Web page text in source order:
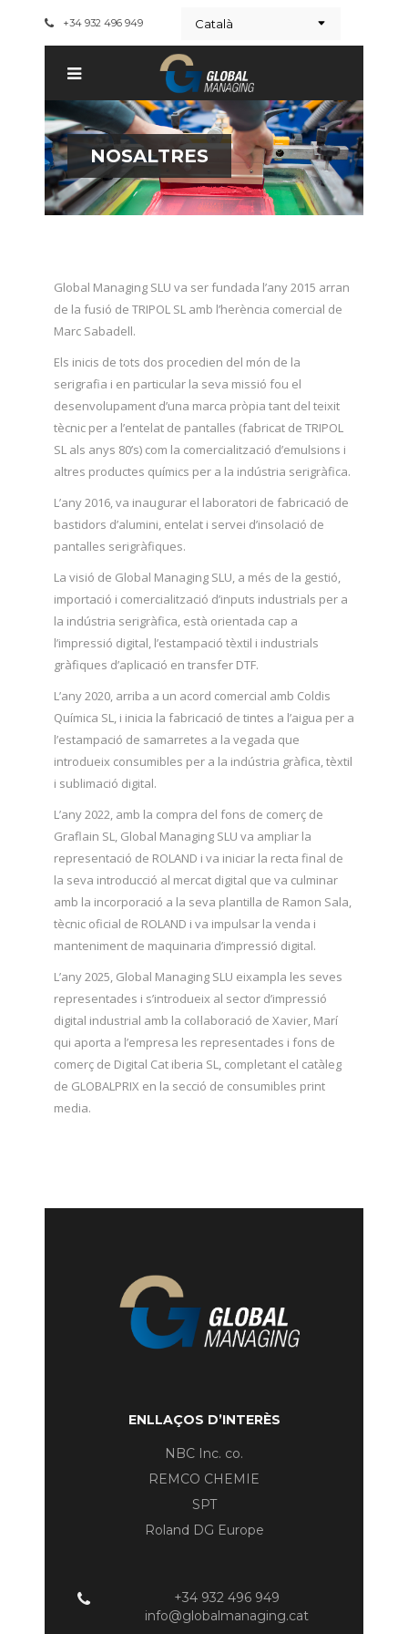
+34 932 496 949 Català
NOSALTRES
Global Managing SLU va ser fundada l’any 2015 arran
de la fusió de TRIPOL SL amb l’herència comercial de
Marc Sabadell.
Els inicis de tots dos procedien del món de la
serigrafia i en particular la seva missió fou el
desenvolupament d’una marca pròpia tant del teixit
tècnic per a l’entelat de pantalles (fabricat de TRIPOL
SL als anys 80’s) com la comercialització d’emulsions i
altres productes químics per a la indústria serigràfica.
L’any 2016, va inaugurar el laboratori de fabricació de
bastidors d’alumini, entelat i servei d’insolació de
pantalles serigràfiques.
La visió de Global Managing SLU, a més de la gestió,
importació i comercialització d’inputs industrials per a
la indústria serigràfica, està orientada cap a
l’impressió digital, l’estampació tèxtil i industrials
gràfiques d’aplicació en transfer DTF.
L’any 2020, arriba a un acord comercial amb Coldis
Química SL, i inicia la fabricació de tintes a l’aigua per a
l’estampació de samarretes a la vegada que
introdueix consumibles per a la indústria gràfica, tèxtil
i sublimació digital.
L’any 2022, amb la compra del fons de comerç de
Graflain SL, Global Managing SLU va ampliar la
representació de ROLAND i va iniciar la recta final de
la seva introducció al mercat digital que va culminar
amb la incorporació a la seva plantilla de Ramon Sala,
tècnic oficial de ROLAND i va impulsar la venda i
manteniment de maquinaria d’impressió digital.
L’any 2025, Global Managing SLU eixampla les seves
representades i s’introdueix al sector d’impressió
digital industrial amb la col·laboració de Xavier, Marí
qui aporta a l’empresa les representades i fons de
comerç de Digital Cat iberia SL, completant el catàleg
de GLOBALPRIX en la secció de consumibles print
media.
ENLLAÇOS D’INTERÈS
NBC Inc. co.
REMCO CHEMIE
SPT
Roland DG Europe
+34 932 496 949
info@globalmanaging.cat